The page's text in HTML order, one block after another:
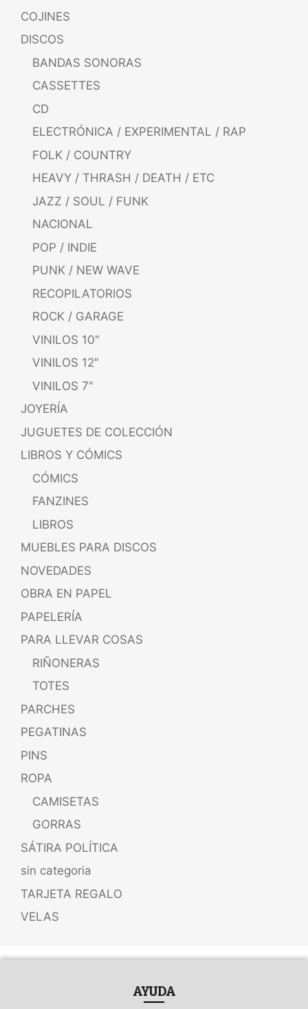
COJINES
DISCOS
BANDAS SONORAS
CASSETTES
CD
ELECTRÓNICA / EXPERIMENTAL / RAP
FOLK / COUNTRY
HEAVY / THRASH / DEATH / ETC
JAZZ / SOUL / FUNK
NACIONAL
POP / INDIE
PUNK / NEW WAVE
RECOPILATORIOS
ROCK / GARAGE
VINILOS 10"
VINILOS 12"
VINILOS 7"
JOYERÍA
JUGUETES DE COLECCIÓN
LIBROS Y CÓMICS
CÓMICS
FANZINES
LIBROS
MUEBLES PARA DISCOS
NOVEDADES
OBRA EN PAPEL
PAPELERÍA
PARA LLEVAR COSAS
RIÑONERAS
TOTES
PARCHES
PEGATINAS
PINS
ROPA
CAMISETAS
GORRAS
SÁTIRA POLÍTICA
sin categoria
TARJETA REGALO
VELAS
AYUDA